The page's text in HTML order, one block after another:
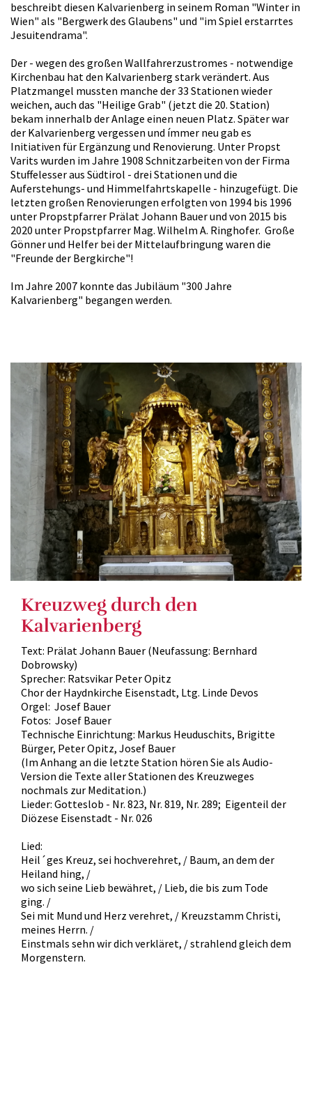
beschreibt diesen Kalvarienberg in seinem Roman "Winter in
Wien" als "Bergwerk des Glaubens" und "im Spiel erstarrtes
Jesuitendrama".
Der - wegen des großen Wallfahrerzustromes - notwendige
Kirchenbau hat den Kalvarienberg stark verändert. Aus
Platzmangel mussten manche der 33 Stationen wieder
weichen, auch das "Heilige Grab" (jetzt die 20. Station)
bekam innerhalb der Anlage einen neuen Platz. Später war
der Kalvarienberg vergessen und ímmer neu gab es
Initiativen für Ergänzung und Renovierung. Unter Propst
Varits wurden im Jahre 1908 Schnitzarbeiten von der Firma
Stuffelesser aus Südtirol - drei Stationen und die
Auferstehungs- und Himmelfahrtskapelle - hinzugefügt. Die
letzten großen Renovierungen erfolgten von 1994 bis 1996
unter Propstpfarrer Prälat Johann Bauer und von 2015 bis
2020 unter Propstpfarrer Mag. Wilhelm A. Ringhofer. Große
Gönner und Helfer bei der Mittelaufbringung waren die
"Freunde der Bergkirche"!
Im Jahre 2007 konnte das Jubiläum "300 Jahre
Kalvarienberg" begangen werden.
Kreuzweg durch den
Kalvarienberg
Text: Prälat Johann Bauer (Neufassung: Bernhard
Dobrowsky)
Sprecher: Ratsvikar Peter Opitz
Chor der Haydnkirche Eisenstadt, Ltg. Linde Devos
Orgel: Josef Bauer
Fotos: Josef Bauer
Technische Einrichtung: Markus Heuduschits, Brigitte
Bürger, Peter Opitz, Josef Bauer
(Im Anhang an die letzte Station hören Sie als Audio-
Version die Texte aller Stationen des Kreuzweges
nochmals zur Meditation.)
Lieder: Gotteslob - Nr. 823, Nr. 819, Nr. 289; Eigenteil der
Diözese Eisenstadt - Nr. 026
Lied:
Heil´ges Kreuz, sei hochverehret, / Baum, an dem der
Heiland hing, /
wo sich seine Lieb bewähret, / Lieb, die bis zum Tode
ging. /
Sei mit Mund und Herz verehret, / Kreuzstamm Christi,
meines Herrn. /
Einstmals sehn wir dich verkläret, / strahlend gleich dem
Morgenstern.